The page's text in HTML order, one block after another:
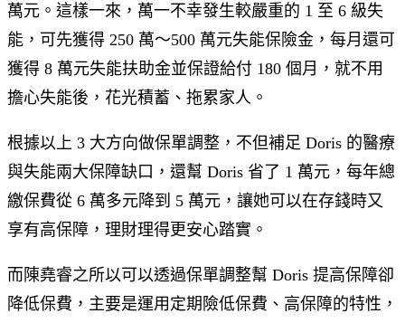
萬元。這樣一來，萬一不幸發生較嚴重的 1 至 6 級失
能，可先獲得 250 萬～500 萬元失能保險金，每月還可
獲得 8 萬元失能扶助金並保證給付 180 個月，就不用
擔心失能後，花光積蓄、拖累家人。
根據以上 3 大方向做保單調整，不但補足 Doris 的醫療
與失能兩大保障缺口，還幫 Doris 省了 1 萬元，每年總
繳保費從 6 萬多元降到 5 萬元，讓她可以在存錢時又
享有高保障，理財理得更安心踏實。
而陳堯睿之所以可以透過保單調整幫 Doris 提高保障卻
降低保費，主要是運用定期險低保費、高保障的特性，